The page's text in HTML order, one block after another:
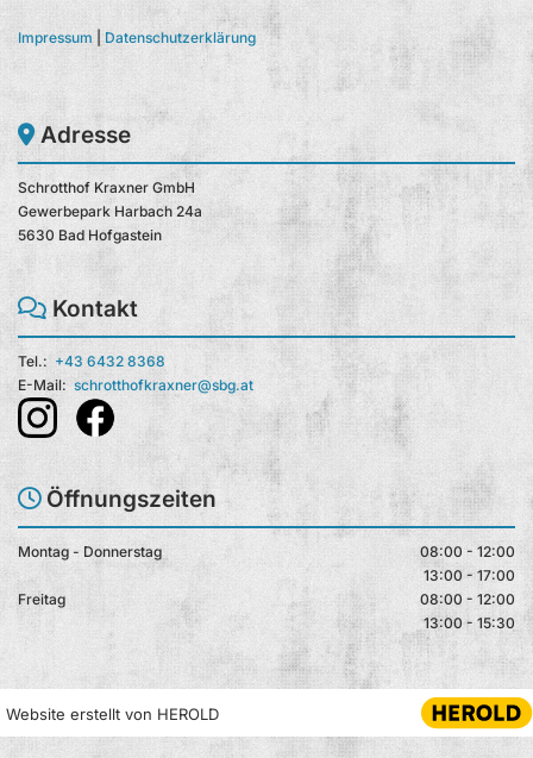
Impressum Datenschutzerklärung
Adresse
Schrotthof Kraxner GmbH
Gewerbepark Harbach 24a
5630 Bad Hofgastein
 Kontakt
Tel.: +43 6432 8368
E-Mail: schrotthofkraxner@sbg.at
Öffnungszeiten
Montag - Donnerstag
08:00 - 12:00
13:00 - 17:00
Freitag
08:00 - 12:00
13:00 - 15:30
Website erstellt von HEROLD